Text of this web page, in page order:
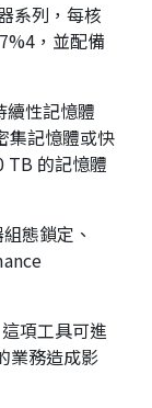
系列，每核
7%4，並配備
續性記憶體
集記憶體或快
TB 的記憶體
態鎖定、
項工具可進
業務造成影